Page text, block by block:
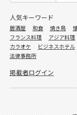
人気キーワード
居酒屋 和食 焼き鳥
フランス料理
アジア料理
カラオケ
ビジネスホテル
法律事務所
掲載者ログイン